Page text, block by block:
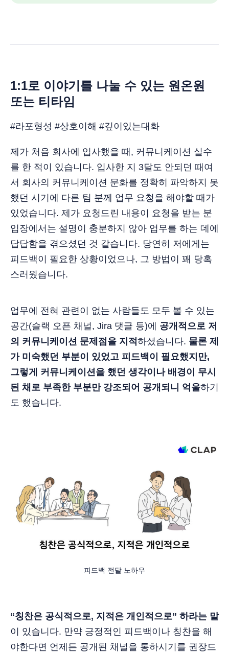
1:1로 이야기를 나눌 수 있는 원온원
또는 티타임
#라포형성 #상호이해 #깊이있는대화
제가 처음 회사에 입사했을 때, 커뮤니케이션 실수
를 한 적이 있습니다. 입사한 지 3달도 안되던 때여
서 회사의 커뮤니케이션 문화를 정확히 파악하지 못
했던 시기에 다른 팀 분께 업무 요청을 해야할 때가
있었습니다. 제가 요청드린 내용이 요청을 받는 분
입장에서는 설명이 충분하지 않아 업무를 하는 데에
답답함을 겪으셨던 것 같습니다. 당연히 저에게는
피드백이 필요한 상황이었으나, 그 방법이 꽤 당혹
스러웠습니다.
업무에 전혀 관련이 없는 사람들도 모두 볼 수 있는
공간(슬랙 오픈 채널, Jira 댓글 등)에 공개적으로 저
의 커뮤니케이션 문제점을 지적 하셨습니다. 물론 제
가 미숙했던 부분이 있었고 피드백이 필요했지만,
그렇게 커뮤니케이션을 했던 생각이나 배경이 무시
된 채로 부족한 부분만 강조되어 공개되니 억울하기
도 했습니다.
피드백 전달 노하우
“칭찬은 공식적으로, 지적은 개인적으로” 하라는 말
이 있습니다. 만약 긍정적인 피드백이나 칭찬을 해
야한다면 언제든 공개된 채널을 통하시기를 권장드